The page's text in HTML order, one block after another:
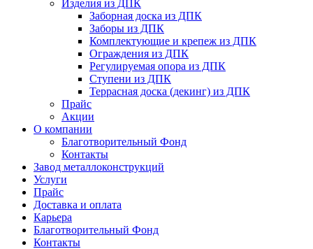
Изделия из ДПК
Заборная доска из ДПК
Заборы из ДПК
Комплектующие и крепеж из ДПК
Ограждения из ДПК
Регулируемая опора из ДПК
Ступени из ДПК
Террасная доска (декинг) из ДПК
Прайс
Акции
О компании
Благотворительный Фонд
Контакты
Завод металлоконструкций
Услуги
Прайс
Доставка и оплата
Карьера
Благотворительный Фонд
Контакты